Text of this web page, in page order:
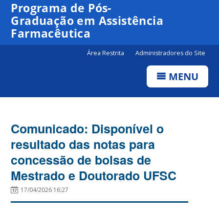
Programa de Pós-
Graduação em Assistência
Farmacêutica
Área Restrita Administradores do Site
MENU
Comunicado: Disponível o
resultado das notas para
concessão de bolsas de
Mestrado e Doutorado UFSC
17/04/2026 16:27